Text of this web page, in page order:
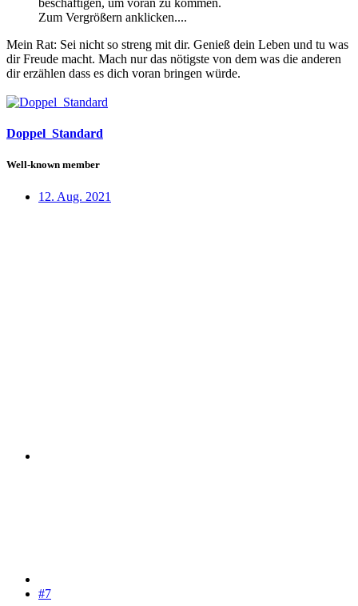
beschäftigen, um voran zu kommen.
Zum Vergrößern anklicken....
Mein Rat: Sei nicht so streng mit dir. Genieß dein Leben und tu was
dir Freude macht. Mach nur das nötigste von dem was die anderen
dir erzählen dass es dich voran bringen würde.
Doppel_Standard
Well-known member
12. Aug. 2021
#7